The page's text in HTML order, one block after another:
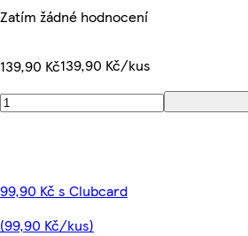
Zatím žádné hodnocení
139,90 Kč139,90 Kč/kus
99,90 Kč s Clubcard
(99,90 Kč/kus)